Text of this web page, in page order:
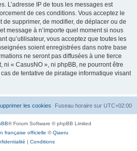
L’adresse IP de tous les messages est
de ces conditions. Vous acceptez le
de supprimer, de modifier, de déplacer ou de
message à n’importe quel moment si nous
qu’utilisateur, vous acceptez que toutes les
soient enregistrées dans notre base
ne seront pas diffusées à une tierce
ni « CasusNO », ni phpBB, ne pourront être
de tentative de piratage informatique visant
Fuseau horaire sur UTC+02:00
les cookies
® Forum Software © phpBB Limited
française officielle ©Qiaeru
| Conditions